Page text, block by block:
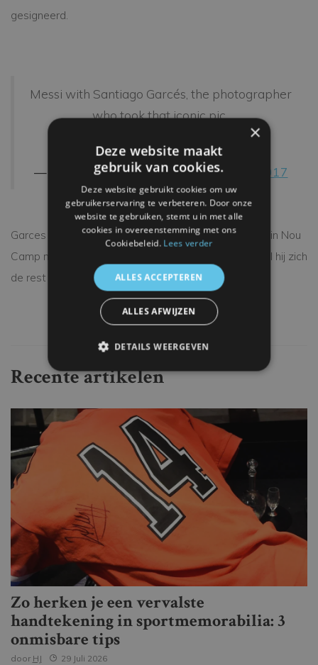
gesigneerd.
Messi with Santiago Garcés, the photographer
who took that iconic pic..
— Leo Messi (@messi10stats)April 3, 2017
Garces zal zonder twijfel nog vele kansen krijgen om in Nou
Camp meer iconische foto's te maken, maar deze zal hij zich
de rest van zijn leven blijven herinneren.
Recente artikelen
Zo herken je een vervalste
handtekening in sportmemorabilia: 3
onmisbare tips
door HJ 29 Juli 2026
×
Deze website maakt
gebruik van cookies.
Deze website gebruikt cookies om uw
gebruikerservaring te verbeteren. Door onze
website te gebruiken, stemt u in met alle
cookies in overeenstemming met ons
Cookiebeleid. Lees verder
ALLES ACCEPTEREN
ALLES AFWIJZEN
DETAILS WEERGEVEN